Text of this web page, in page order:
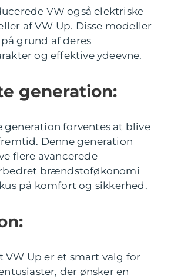
VW også elektriske
af VW Up. Disse modeller
grund af deres
og effektive ydeevne.
generation:
generation forventes at blive
Denne generation
flere avancerede
brændstoføkonomi
på komfort og sikkerhed.
VW Up er et smart valg for
der ønsker en